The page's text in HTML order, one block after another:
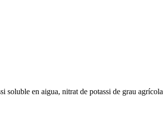
soluble en aigua, nitrat de potassi de grau agrícola